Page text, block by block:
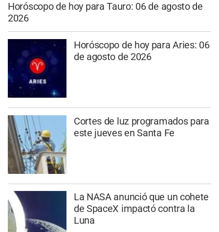
Horóscopo de hoy para Tauro: 06 de agosto de
2026
Horóscopo de hoy para Aries: 06
de agosto de 2026
Cortes de luz programados para
este jueves en Santa Fe
La NASA anunció que un cohete
de SpaceX impactó contra la
Luna